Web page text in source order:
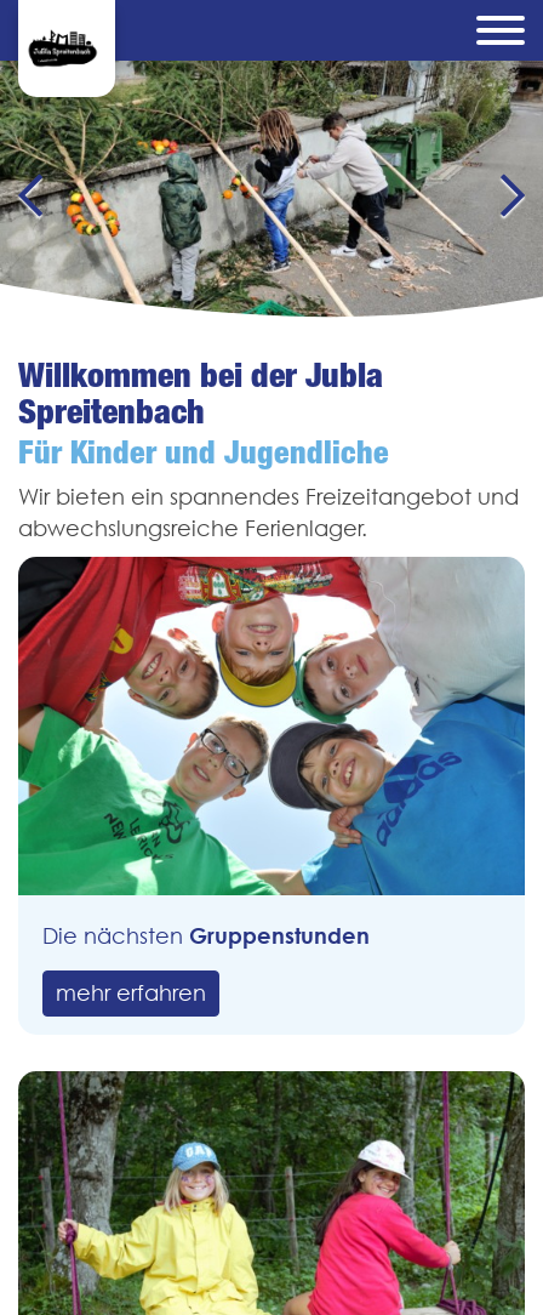
Willkommen bei der Jubla
Spreitenbach
Für Kinder und Jugendliche
Wir bieten ein spannendes Freizeit­angebot und
abwechslungsreiche Ferienlager.
Die nächsten Gruppenstunden
mehr erfahren